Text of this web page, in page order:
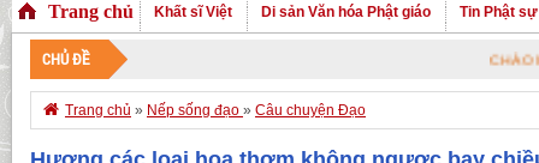
Trang chủ Khất sĩ Việt Di sản Văn hóa Phật giáo Tin Phật sự
CHỦ ĐỀ CHÀO MỪNG
 Trang chủ » Nếp sống đạo » Câu chuyện Đạo